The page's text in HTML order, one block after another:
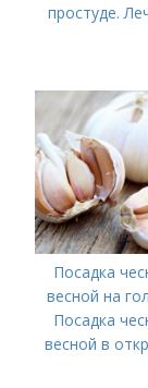
простуде.
Посадка
весной на
Посадка
весной в